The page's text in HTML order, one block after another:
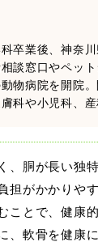
卒業後、神奈
談窓口やペッ
物病院を開院
科や小児科、
、胴が長い独
担がかかりや
ことで、健康
、軟骨を健康